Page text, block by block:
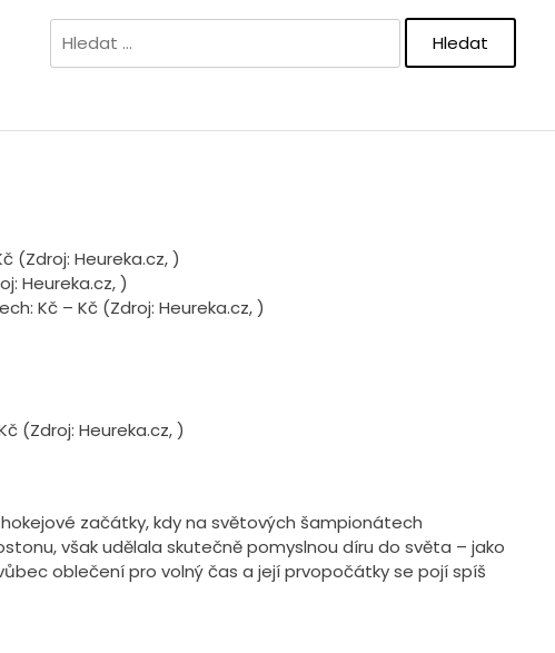
Vyhledávání
(Zdroj: Heureka.cz,)
Heureka.cz,)
Kč – Kč (Zdroj: Heureka.cz,)
(Zdroj: Heureka.cz,)
začátky, kdy na světových šampionátech
však udělala skutečně pomyslnou díru do světa – jako
oblečení pro volný čas a její prvopočátky se pojí spíš